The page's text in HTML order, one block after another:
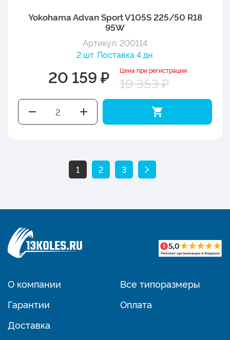
Yokohama Advan Sport V105S 225/50 R18
95W
Артикул: 200114
2 шт. Поставка 4 дн.
20 159 ₽ Цена при регистрации
19 353 ₽
1 2 3
О компании
Гарантии
Доставка
Все типоразмеры
Оплата